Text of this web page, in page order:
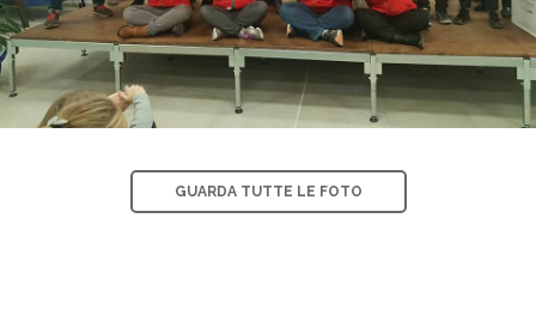
GUARDA TUTTE LE FOTO